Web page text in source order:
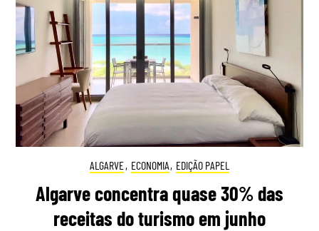
ALGARVE, ECONOMIA, EDIÇÃO PAPEL
Algarve concentra quase 30% das
receitas do turismo em junho